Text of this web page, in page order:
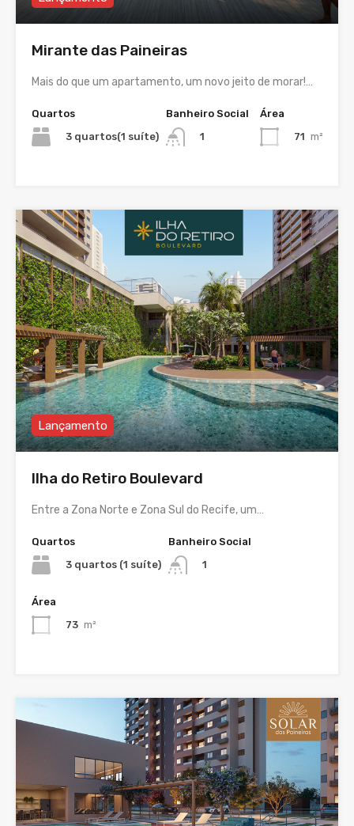
Mirante das Paineiras
Mais do que um apartamento, um novo jeito de morar!…
Quartos
3 quartos(1 suíte)
Banheiro Social
1
Área
71 m²
Lançamento
Ilha do Retiro Boulevard
Entre a Zona Norte e Zona Sul do Recife, um…
Quartos
3 quartos (1 suíte)
Banheiro Social
1
Área
73 m²